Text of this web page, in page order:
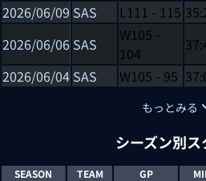
2026/06/09 SAS L111 - 115
2026/06/06 SAS W105 -
104
2026/06/04 SAS W105 - 95
もっとみる
シーズン別ス
SEASON TEAM GP